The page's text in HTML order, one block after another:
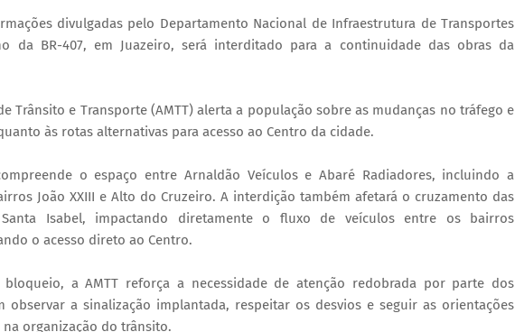
divulgadas pelo Departamento Nacional de Infraestrutura de Transportes
da BR-407, em Juazeiro, será interditado para a continuidade das obras da
Trânsito e Transporte (AMTT) alerta a população sobre as mudanças no tráfego e
às rotas alternativas para acesso ao Centro da cidade.
o espaço entre Arnaldão Veículos e Abaré Radiadores, incluindo a
João XXIII e Alto do Cruzeiro. A interdição também afetará o cruzamento das
Isabel, impactando diretamente o fluxo de veículos entre os bairros
o acesso direto ao Centro.
a AMTT reforça a necessidade de atenção redobrada por parte dos
observar a sinalização implantada, respeitar os desvios e seguir as orientações
organização do trânsito.